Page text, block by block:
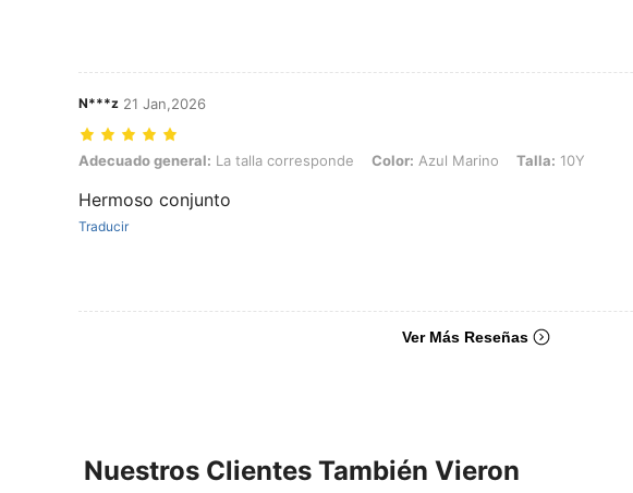
N***z 21 Jan,2026
Adecuado general: La talla corresponde, Color: Azul Marino, Talla: 10Y
Adecuado general: La talla corresponde Color: Azul Marino Talla: 10Y
Hermoso conjunto
Traducir
Ver Más Reseñas
Nuestros Clientes También Vieron